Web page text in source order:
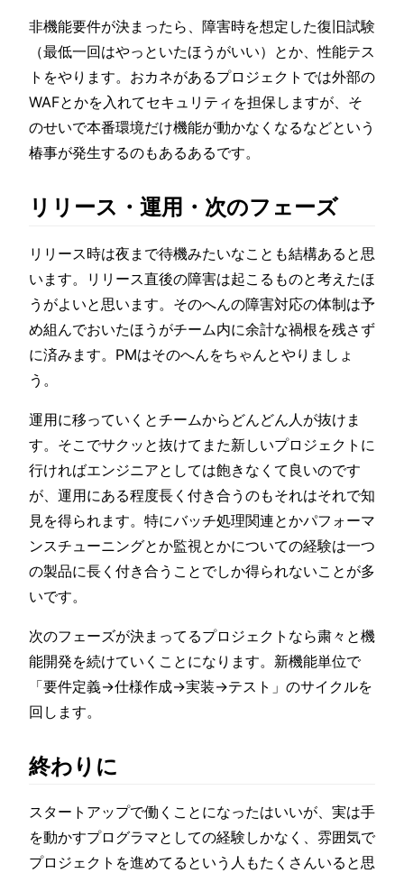
非機能要件が決まったら、障害時を想定した復旧試験
（最低一回はやっといたほうがいい）とか、性能テス
トをやります。おカネがあるプロジェクトでは外部の
WAFとかを入れてセキュリティを担保しますが、そ
のせいで本番環境だけ機能が動かなくなるなどという
椿事が発生するのもあるあるです。
リリース・運用・次のフェーズ
リリース時は夜まで待機みたいなことも結構あると思
います。リリース直後の障害は起こるものと考えたほ
うがよいと思います。そのへんの障害対応の体制は予
め組んでおいたほうがチーム内に余計な禍根を残さず
に済みます。PMはそのへんをちゃんとやりましょ
う。
運用に移っていくとチームからどんどん人が抜けま
す。そこでサクッと抜けてまた新しいプロジェクトに
行ければエンジニアとしては飽きなくて良いのです
が、運用にある程度長く付き合うのもそれはそれで知
見を得られます。特にバッチ処理関連とかパフォーマ
ンスチューニングとか監視とかについての経験は一つ
の製品に長く付き合うことでしか得られないことが多
いです。
次のフェーズが決まってるプロジェクトなら粛々と機
能開発を続けていくことになります。新機能単位で
「要件定義→仕様作成→実装→テスト」のサイクルを
回します。
終わりに
スタートアップで働くことになったはいいが、実は手
を動かすプログラマとしての経験しかなく、雰囲気で
プロジェクトを進めてるという人もたくさんいると思